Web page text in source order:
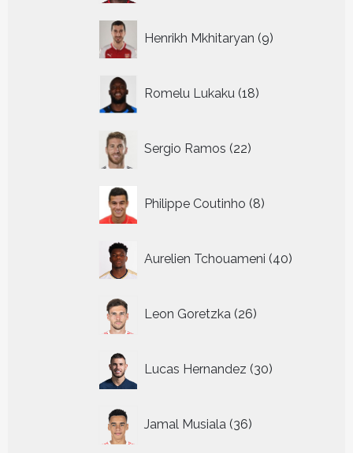
Henrikh Mkhitaryan 9
producten
Romelu Lukaku 18
producten
Sergio Ramos 22
producten
Philippe Coutinho 8
producten
Aurelien Tchouameni 40
producten
Leon Goretzka 26
producten
Lucas Hernandez 30
producten
Jamal Musiala 36
producten